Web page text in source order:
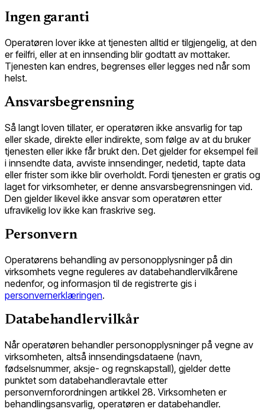
Ingen garanti
Operatøren lover ikke at tjenesten alltid er tilgjengelig, at den
er feilfri, eller at en innsending blir godtatt av mottaker.
Tjenesten kan endres, begrenses eller legges ned når som
helst.
Ansvarsbegrensning
Så langt loven tillater, er operatøren ikke ansvarlig for tap
eller skade, direkte eller indirekte, som følge av at du bruker
tjenesten eller ikke får brukt den. Det gjelder for eksempel feil
i innsendte data, avviste innsendinger, nedetid, tapte data
eller frister som ikke blir overholdt. Fordi tjenesten er gratis og
laget for virksomheter, er denne ansvarsbegrensningen vid.
Den gjelder likevel ikke ansvar som operatøren etter
ufravikelig lov ikke kan fraskrive seg.
Personvern
Operatørens behandling av personopplysninger på din
virksomhets vegne reguleres av databehandlervilkårene
nedenfor, og informasjon til de registrerte gis i
personvernerklæringen.
Databehandlervilkår
Når operatøren behandler personopplysninger på vegne av
virksomheten, altså innsendingsdataene (navn,
fødselsnummer, aksje- og regnskapstall), gjelder dette
punktet som databehandleravtale etter
personvernforordningen artikkel 28. Virksomheten er
behandlingsansvarlig, operatøren er databehandler.